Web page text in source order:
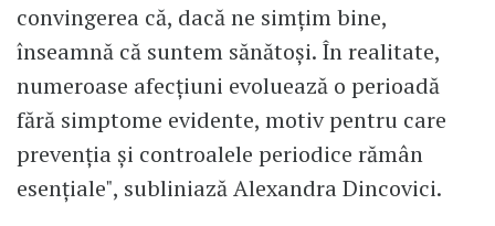
convingerea că, dacă ne simțim bine,
înseamnă că suntem sănătoși. În realitate,
numeroase afecțiuni evoluează o perioadă
fără simptome evidente, motiv pentru care
prevenția și controalele periodice rămân
esențiale", subliniază Alexandra Dincovici.